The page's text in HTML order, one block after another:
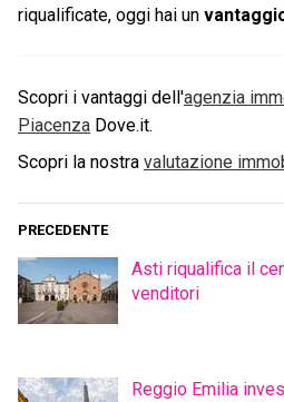
riqualificate, oggi hai un
Scopri i vantaggi dell'agenzia
Piacenza Dove.it.
Scopri la nostra valutazione
PRECEDENTE
Asti riqualifica il
venditori
Reggio Emilia